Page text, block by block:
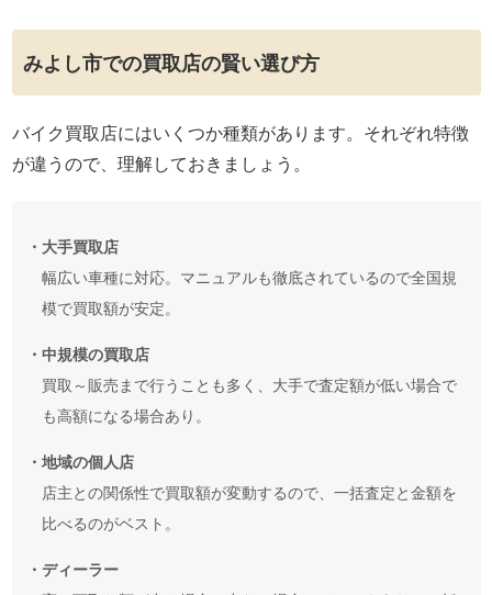
みよし市での買取店の賢い選び方
バイク買取店にはいくつか種類があります。それぞれ特徴
が違うので、理解しておきましょう。
・大手買取店
幅広い車種に対応。マニュアルも徹底されているので全国規
模で買取額が安定。
・中規模の買取店
買取～販売まで行うことも多く、大手で査定額が低い場合で
も高額になる場合あり。
・地域の個人店
店主との関係性で買取額が変動するので、一括査定と金額を
比べるのがベスト。
・ディーラー